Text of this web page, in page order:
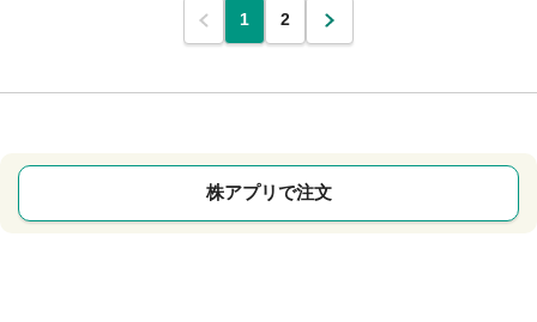
1 2
株アプリで注文